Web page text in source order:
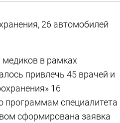
26 автомобилей
медиков в рамках
привлечь 45 врачей и
16
программам специалитета
сформирована заявка